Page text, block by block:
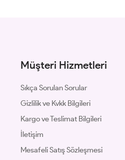
Müşteri Hizmetleri
Sıkça Sorulan Sorular
Gizlilik ve Kvkk Bilgileri
Kargo ve Teslimat Bilgileri
İletişim
Mesafeli Satış Sözleşmesi